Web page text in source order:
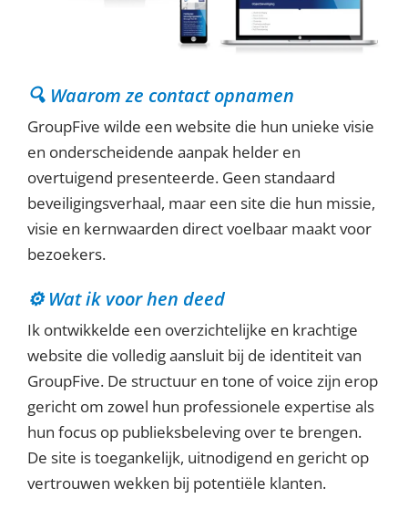
🔍 Waarom ze contact opnamen
GroupFive wilde een website die hun unieke visie
en onderscheidende aanpak helder en
overtuigend presenteerde. Geen standaard
beveiligingsverhaal, maar een site die hun missie,
visie en kernwaarden direct voelbaar maakt voor
bezoekers.
⚙️ Wat ik voor hen deed
Ik ontwikkelde een overzichtelijke en krachtige
website die volledig aansluit bij de identiteit van
GroupFive. De structuur en tone of voice zijn erop
gericht om zowel hun professionele expertise als
hun focus op publieksbeleving over te brengen.
De site is toegankelijk, uitnodigend en gericht op
vertrouwen wekken bij potentiële klanten.